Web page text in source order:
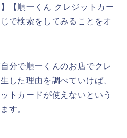
【順一くん クレジットカー
で検索をしてみることをオ
分で順一くんのお店でクレ
した理由を調べていけば、
トカードが使えないという
す。